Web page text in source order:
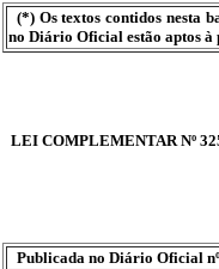
(*) Os textos contidos nesta
no Diário Oficial estão aptos à
LEI COMPLEMENTAR Nº
Publicada no Diário Oficial nº